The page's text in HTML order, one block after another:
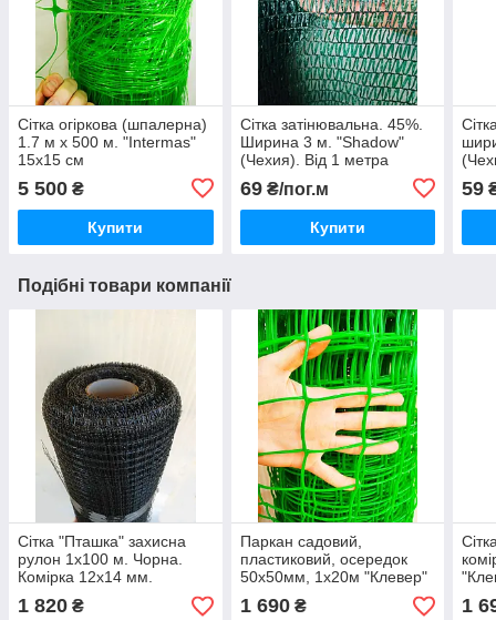
Сітка огіркова (шпалерна)
1.7 м х 500 м. "Intermas"
15х15 см
5 500 ₴
Купити
Сітка затінювальна. 45%.
Ширина 3 м. "Shadow"
(Чехия). Від 1 метра
69₴/пог.м
Купити
59
Подібні товари компанії
Сітка "Пташка" захисна
рулон 1х100 м. Чорна.
Комірка 12х14 мм.
"Клевер" (Україна)
1 820 ₴
Паркан садовий,
пластиковий, осередок
50х50мм, 1х20м "Клевер"
Україна
1 690₴ 1